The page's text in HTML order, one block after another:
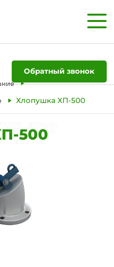
Обратный звонок
Хлопушка ХП-500
500
500
связи